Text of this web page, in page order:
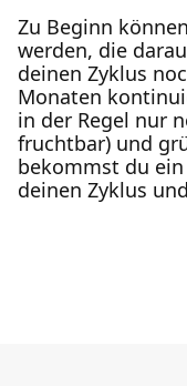
Zu Beginn
werden, die
deinen Zyklus
Monaten
in der Regel nur
fruchtbar) und
bekommst du
deinen Zyklus